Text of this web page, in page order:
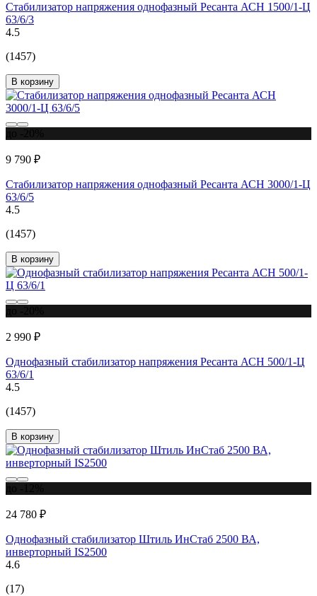
Стабилизатор напряжения однофазный Ресанта АСН 1500/1-Ц
63/6/3
4.5
(1457)
В корзину
9 790 ₽
Стабилизатор напряжения однофазный Ресанта АСН 3000/1-Ц
63/6/5
4.5
(1457)
В корзину
2 990 ₽
Однофазный стабилизатор напряжения Ресанта АСН 500/1-Ц
63/6/1
4.5
(1457)
В корзину
24 780 ₽
Однофазный стабилизатор Штиль ИнСтаб 2500 ВА,
инверторный IS2500
4.6
(17)